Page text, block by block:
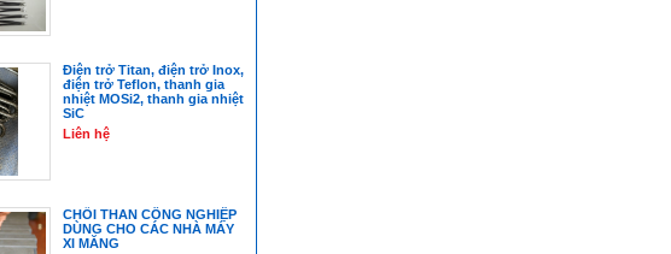
Điện trở Titan, điện trở Inox,
điện trở Teflon, thanh gia
nhiệt MOSi2, thanh gia nhiệt
SiC
Liên hệ
CHỔI THAN CÔNG NGHIỆP
DÙNG CHO CÁC NHÀ MÁY
XI MĂNG